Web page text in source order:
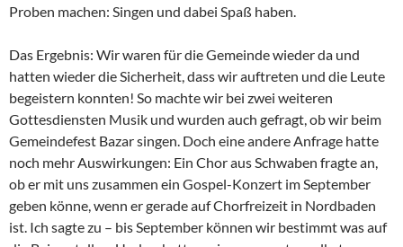
Proben machen: Singen und dabei Spaß haben.
Das Ergebnis: Wir waren für die Gemeinde wieder da und
hatten wieder die Sicherheit, dass wir auftreten und die Leute
begeistern konnten! So machte wir bei zwei weiteren
Gottesdiensten Musik und wurden auch gefragt, ob wir beim
Gemeindefest Bazar singen. Doch eine andere Anfrage hatte
noch mehr Auswirkungen: Ein Chor aus Schwaben fragte an,
ob er mit uns zusammen ein Gospel-Konzert im September
geben könne, wenn er gerade auf Chorfreizeit in Nordbaden
ist. Ich sagte zu – bis September können wir bestimmt was auf